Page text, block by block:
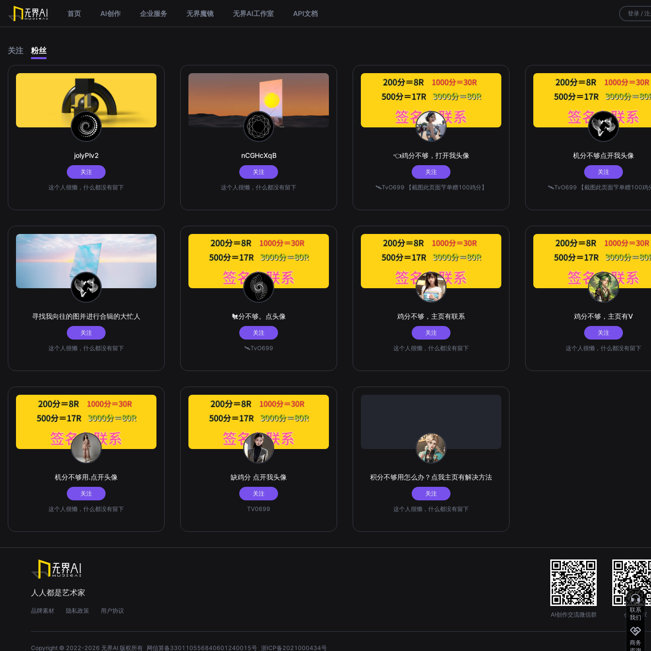
首页 AI创作 企业服务 无界魔镜 无界AI工作室 API文档 登录 /
关注 粉丝
jolyPlv2
关注
这个人很懒，什么都没有留下
nCGHcXqB
关注
这个人很懒，什么都没有留下
👈鸡分不够，打开我头像
关注
🛰️TvO699 【截图此页面芐单赠100鸡分】
机分不够点开我头像
关注
🛰️TvO699 【截图此页面芐单赠100鸡
寻找我向往的图并进行合辑的大忙人
关注
这个人很懒，什么都没有留下
🐔分不够。点头像
关注
🛰️TvO699
鸡分不够，主页有联系
关注
这个人很懒，什么都没有留下
鸡分不够，主页有V
关注
这个人很懒，什么都没有留下
机分不够用.点开头像
关注
这个人很懒，什么都没有留下
缺鸡分 点开我头像
关注
TV0699
积分不够用怎么办？点我主页有解决方法
关注
这个人很懒，什么都没有留下
人人都是艺术家
品牌素材 隐私政策 用户协议
AI创作交流微信群 会员管家
Copyright © 2022-2026 无界AI 版权所有 网信算备330110556840601240015号 浙ICP备2021000434号
联系
我们
商务